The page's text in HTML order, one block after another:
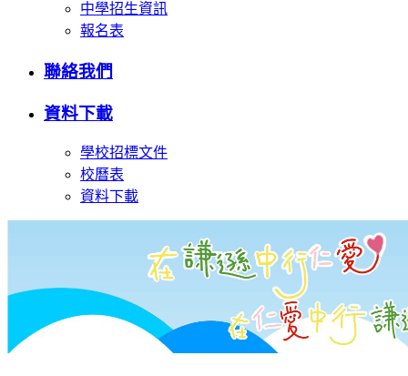
中學招生資訊
報名表
聯絡我們
資料下載
學校招標文件
校曆表
資料下載